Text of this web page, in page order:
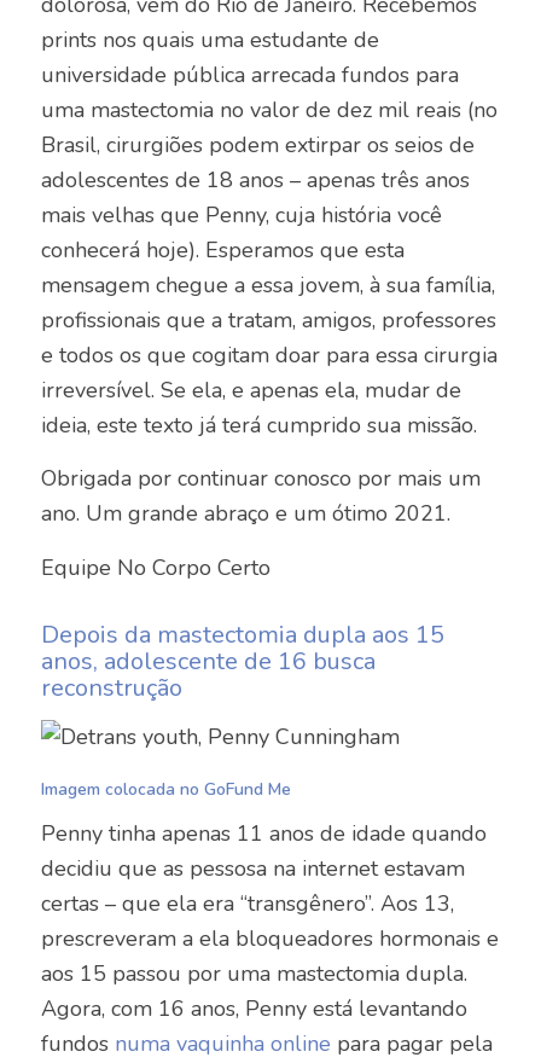
prints nos quais uma estudante de
universidade pública arrecada fundos para
uma mastectomia no valor de dez mil reais (no
Brasil, cirurgiões podem extirpar os seios de
adolescentes de 18 anos – apenas três anos
mais velhas que Penny, cuja história você
conhecerá hoje). Esperamos que esta
mensagem chegue a essa jovem, à sua família,
profissionais que a tratam, amigos, professores
e todos os que cogitam doar para essa cirurgia
irreversível. Se ela, e apenas ela, mudar de
ideia, este texto já terá cumprido sua missão.
Obrigada por continuar conosco por mais um
ano. Um grande abraço e um ótimo 2021.
Equipe No Corpo Certo
Depois da mastectomia dupla aos 15
anos, adolescente de 16 busca
reconstrução
Imagem colocada no GoFund Me
Penny tinha apenas 11 anos de idade quando
decidiu que as pessosa na internet estavam
certas – que ela era “transgênero”. Aos 13,
prescreveram a ela bloqueadores hormonais e
aos 15 passou por uma mastectomia dupla.
Agora, com 16 anos, Penny está levantando
fundos numa vaquinha online para pagar pela